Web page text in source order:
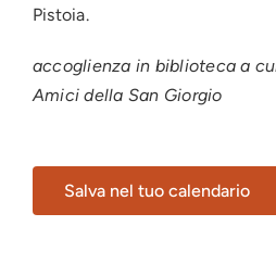
Pistoia.
accoglienza in biblioteca a
Amici della San Giorgio
Salva nel tuo calendario